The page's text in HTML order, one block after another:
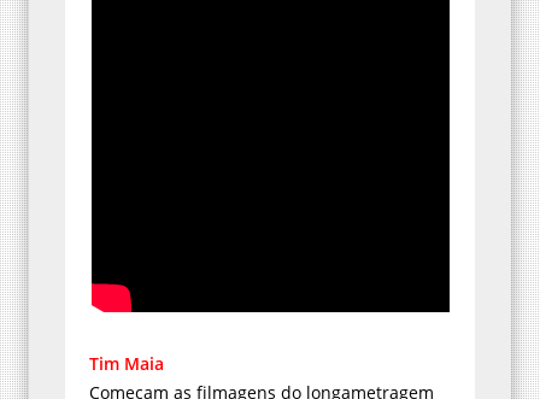
Tim Maia
Começam as filmagens do longametragem